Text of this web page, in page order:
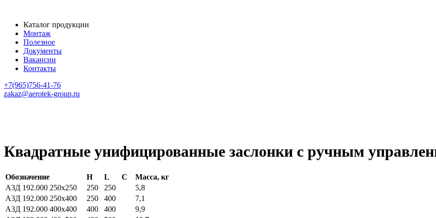
Каталог продукции
Монтаж
Полезное
Документы
Вакансии
Контакты
+7(965)756-41-76
zakaz@aerotek-group.ru
Квадратные унифицированные заслонки с ручным
Обозначение H L C
Масса, кг
А3Д 192.000 250х250
250 250
5,8
А3Д 192.000 250х400
250 400
7,1
А3Д 192.000 400х400
400 400
9,9